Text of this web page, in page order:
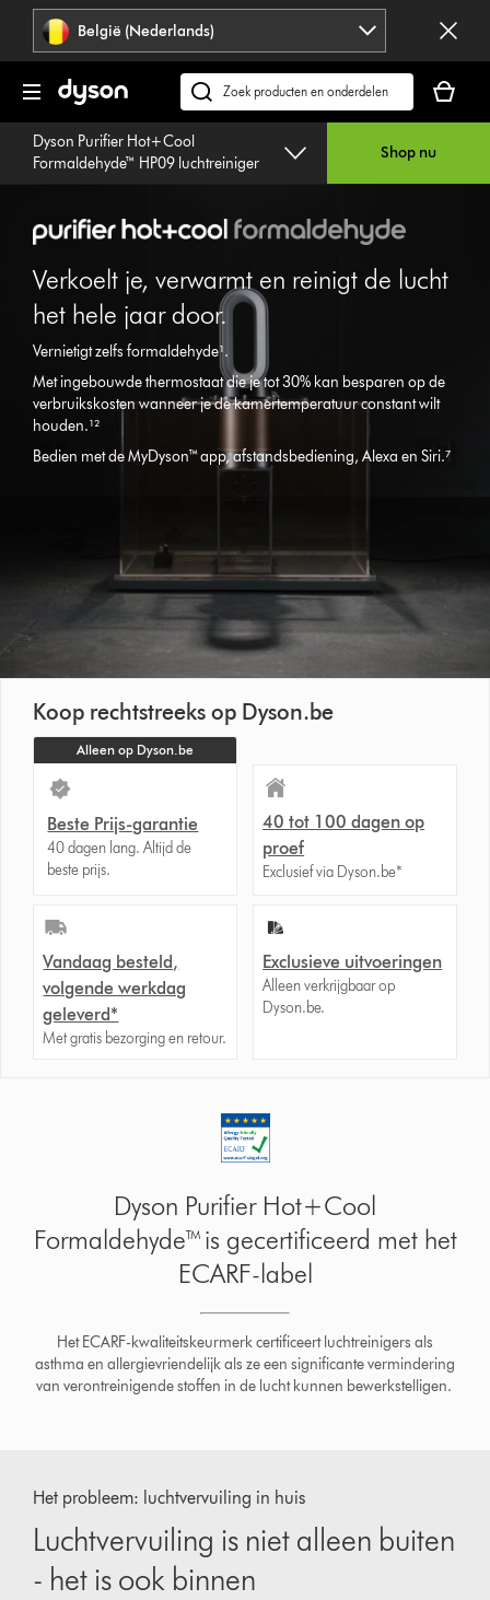
Navigatie
overslaan
België (Nederlands)
Zoek
op
dyson.be
is
Dyson Purifier Hot+Cool
Formaldehyde™ HP09 luchtreiniger
Shop nu
Verkoelt je, verwarmt en reinigt de lucht
het hele jaar door.
Vernietigt zelfs formaldehyde¹.
Met ingebouwde thermostaat die je tot 30% kan besparen op de
verbruikskosten wanneer je de kamertemperatuur constant wilt
houden.¹²
Bedien met de MyDyson™ app, afstandsbediening, Alexa en Siri.⁷
Koop rechtstreeks op Dyson.be
Alleen op Dyson.be
Beste Prijs-garantie
40 dagen lang. Altijd de
beste prijs.
40 tot 100 dagen op
proef
Exclusief via Dyson.be*
Vandaag besteld,
volgende werkdag
geleverd*
Met gratis bezorging en retour.
Exclusieve uitvoeringen
Alleen verkrijgbaar op
Dyson.be.
Dyson Purifier Hot+Cool
Formaldehyde™ is gecertificeerd met het
ECARF-label
Het ECARF-kwaliteitskeurmerk certificeert luchtreinigers als
asthma en allergievriendelijk als ze een significante vermindering
van verontreinigende stoffen in de lucht kunnen bewerkstelligen.
Het probleem: luchtvervuiling in huis
Luchtvervuiling is niet alleen buiten
- het is ook binnen